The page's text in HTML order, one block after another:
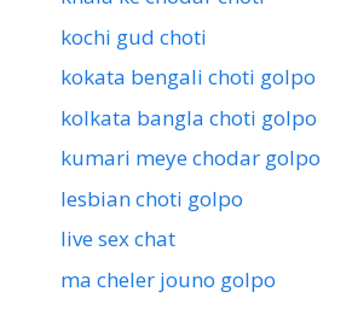
kochi gud choti
kokata bengali choti golpo
kolkata bangla choti golpo
kumari meye chodar golpo
lesbian choti golpo
live sex chat
ma cheler jouno golpo